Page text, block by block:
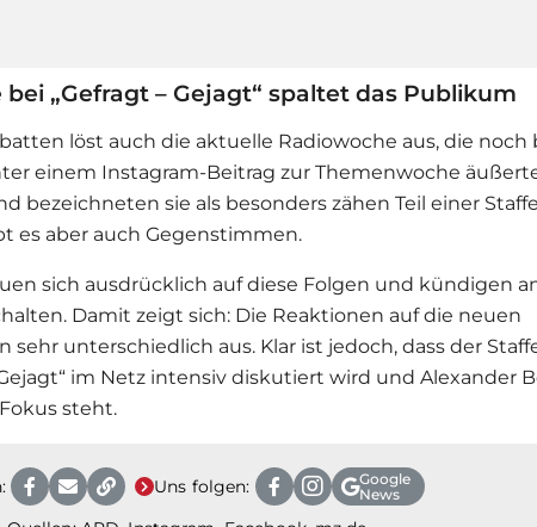
bei „Gefragt – Gejagt“ spaltet das Publikum
löst auch die aktuelle Radiowoche aus, die noch
einem Instagram-Beitrag zur Themenwoche
bezeichneten sie als besonders zähen Teil einer
es aber auch Gegenstimmen.
sich ausdrücklich auf diese Folgen und kündigen
Damit zeigt sich: Die Reaktionen auf die neuen
sehr unterschiedlich aus. Klar ist jedoch, dass der
im Netz intensiv diskutiert wird und Alexander
steht.
Uns folgen:
Google
News